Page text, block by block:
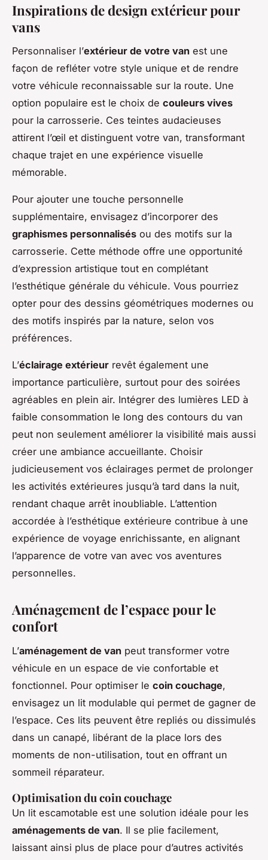
Inspirations de design extérieur pour
vans
Personnaliser l’extérieur de votre van est une
façon de refléter votre style unique et de rendre
votre véhicule reconnaissable sur la route. Une
option populaire est le choix de couleurs vives
pour la carrosserie. Ces teintes audacieuses
attirent l’œil et distinguent votre van, transformant
chaque trajet en une expérience visuelle
mémorable.
Pour ajouter une touche personnelle
supplémentaire, envisagez d’incorporer des
graphismes personnalisés ou des motifs sur la
carrosserie. Cette méthode offre une opportunité
d’expression artistique tout en complétant
l’esthétique générale du véhicule. Vous pourriez
opter pour des dessins géométriques modernes ou
des motifs inspirés par la nature, selon vos
préférences.
L’éclairage extérieur revêt également une
importance particulière, surtout pour des soirées
agréables en plein air. Intégrer des lumières LED à
faible consommation le long des contours du van
peut non seulement améliorer la visibilité mais aussi
créer une ambiance accueillante. Choisir
judicieusement vos éclairages permet de prolonger
les activités extérieures jusqu’à tard dans la nuit,
rendant chaque arrêt inoubliable. L’attention
accordée à l’esthétique extérieure contribue à une
expérience de voyage enrichissante, en alignant
l’apparence de votre van avec vos aventures
personnelles.
Aménagement de l’espace pour le
confort
L’aménagement de van peut transformer votre
véhicule en un espace de vie confortable et
fonctionnel. Pour optimiser le coin couchage,
envisagez un lit modulable qui permet de gagner de
l’espace. Ces lits peuvent être repliés ou dissimulés
dans un canapé, libérant de la place lors des
moments de non-utilisation, tout en offrant un
sommeil réparateur.
Optimisation du coin couchage
Un lit escamotable est une solution idéale pour les
aménagements de van. Il se plie facilement,
laissant ainsi plus de place pour d’autres activités